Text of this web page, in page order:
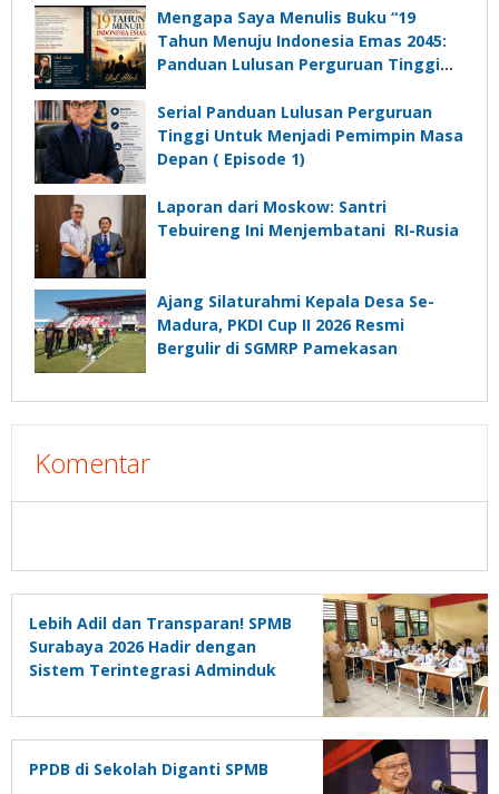
Komunikasi Kades untuk Memajukan
Desa
Mengapa Saya Menulis Buku “19
Tahun Menuju Indonesia Emas 2045:
Panduan Lulusan Perguruan Tinggi
Depan”?
Serial Panduan Lulusan Perguruan
Tinggi Untuk Menjadi Pemimpin Masa
Depan ( Episode 1)
Laporan dari Moskow: Santri
Tebuireng Ini Menjembatani RI-Rusia
Ajang Silaturahmi Kepala Desa Se-
Madura, PKDI Cup II 2026 Resmi
Bergulir di SGMRP Pamekasan
Komentar
Lebih Adil dan Transparan! SPMB
Surabaya 2026 Hadir dengan
Sistem Terintegrasi Adminduk
PPDB di Sekolah Diganti SPMB